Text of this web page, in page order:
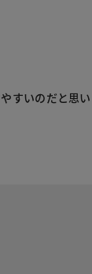
すいのだと思い